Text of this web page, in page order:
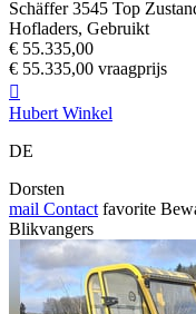
Schäffer 3545 Top
Hofladers, Gebruikt
€ 55.335,00
€ 55.335,00 vraagprijs

Hubert Winkel
DE
Dorsten
mail Contact favorite
Blikvangers